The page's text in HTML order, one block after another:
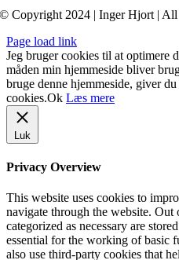
© Copyright 2024 | Inger Hjort | All
Page load link
Jeg bruger cookies til at optimere
måden min hjemmeside bliver
bruge denne hjemmeside, giver
cookies.Ok Læs mere
Luk
Privacy Overview
This website uses cookies to
navigate through the website. Out
categorized as necessary are
essential for the working of basic
also use third-party cookies that